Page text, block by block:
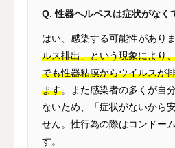
Q. 性器ヘルペスは症状がなく
はい、感染する可能性がありま
ルス排出」という現象により
でも性器粘膜からウイルスが
ます。また感染者の多くが自
ないため、「症状がないから
せん。性行為の際はコンドー
す。